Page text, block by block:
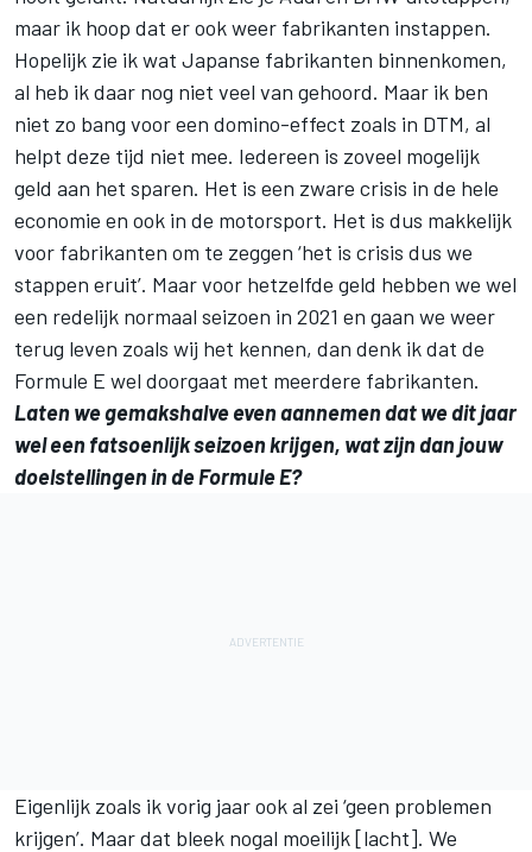
maar ik hoop dat er ook weer fabrikanten instappen.
Hopelijk zie ik wat Japanse fabrikanten binnenkomen,
al heb ik daar nog niet veel van gehoord. Maar ik ben
niet zo bang voor een domino-effect zoals in DTM, al
helpt deze tijd niet mee. Iedereen is zoveel mogelijk
geld aan het sparen. Het is een zware crisis in de hele
economie en ook in de motorsport. Het is dus makkelijk
voor fabrikanten om te zeggen ‘het is crisis dus we
stappen eruit’. Maar voor hetzelfde geld hebben we wel
een redelijk normaal seizoen in 2021 en gaan we weer
terug leven zoals wij het kennen, dan denk ik dat de
Formule E wel doorgaat met meerdere fabrikanten.
Laten we gemakshalve even aannemen dat we dit jaar
wel een fatsoenlijk seizoen krijgen, wat zijn dan jouw
doelstellingen in de Formule E?
Eigenlijk zoals ik vorig jaar ook al zei ‘geen problemen
krijgen’. Maar dat bleek nogal moeilijk [lacht]. We